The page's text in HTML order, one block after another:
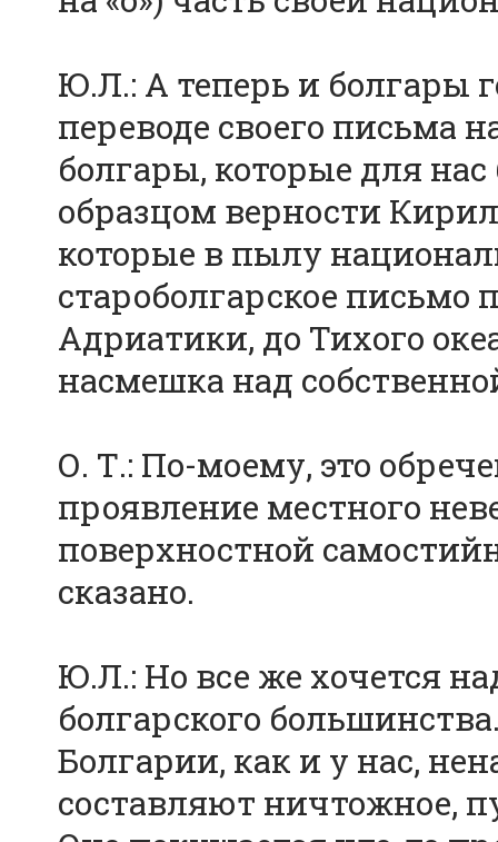
Ю.Л.: А теперь и болгары
переводе своего письма
болгары, которые для
образцом верности
которые в пылу
староболгарское письмо
Адриатики, до Тихого
насмешка над
О. Т.: По-моему, это
проявление местного
поверхностной
сказано.
Ю.Л.: Но все же хочется
болгарского
Болгарии, как и у нас,
составляют ничтожное,